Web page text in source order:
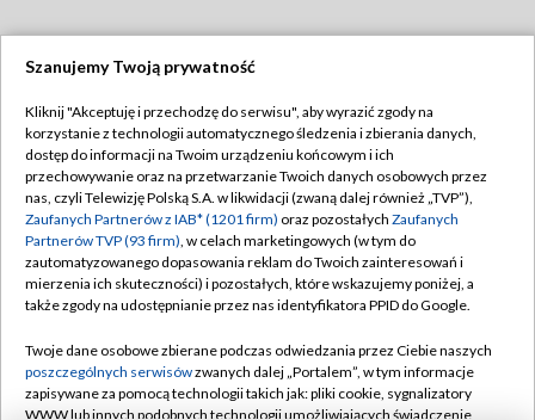
TVP
Abonament TVP
Emisja w TVP
Centrum informacji TVP
Naziemna Telewizja Cyfrowa
Rada Programowa
System NOS
Regulamin TVP
Polityka prywatności
Moje zgody
Pomoc
Kontakt
Szanujemy Twoją prywatność
Kliknij "Akceptuję i przechodzę do serwisu", aby wyrazić zgody na
korzystanie z technologii automatycznego śledzenia i zbierania danych,
dostęp do informacji na Twoim urządzeniu końcowym i ich
przechowywanie oraz na przetwarzanie Twoich danych osobowych przez
nas, czyli Telewizję Polską S.A. w likwidacji (zwaną dalej również „TVP”),
Zaufanych Partnerów z IAB* (1201 firm) oraz pozostałych Zaufanych
Partnerów TVP (93 firm), w celach marketingowych (w tym do
zautomatyzowanego dopasowania reklam do Twoich zainteresowań i
mierzenia ich skuteczności) i pozostałych, które wskazujemy poniżej, a
także zgody na udostępnianie przez nas identyfikatora PPID do Google.
Twoje dane osobowe zbierane podczas odwiedzania przez Ciebie naszych
poszczególnych serwisówzwanych dalej „Portalem”, w tym informacje
zapisywane za pomocą technologii takich jak: pliki cookie, sygnalizatory
WWW lub innych podobnych technologii umożliwiających świadczenie